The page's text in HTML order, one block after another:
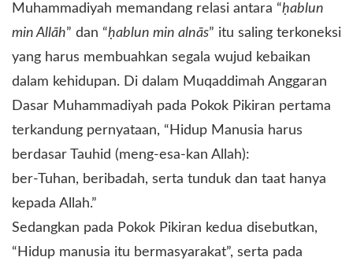
Muhammadiyah memandang relasi antara “ḥablun
min Allāh” dan “ḥablun min alnās” itu saling terkoneksi
yang harus membuahkan segala wujud kebaikan
dalam kehidupan. Di dalam Muqaddimah Anggaran
Dasar Muhammadiyah pada Pokok Pikiran pertama
terkandung pernyataan, “Hidup Manusia harus
berdasar Tauhid (meng-esa-kan Allah):
ber-Tuhan, beribadah, serta tunduk dan taat hanya
kepada Allah.”
Sedangkan pada Pokok Pikiran kedua disebutkan,
“Hidup manusia itu bermasyarakat”, serta pada